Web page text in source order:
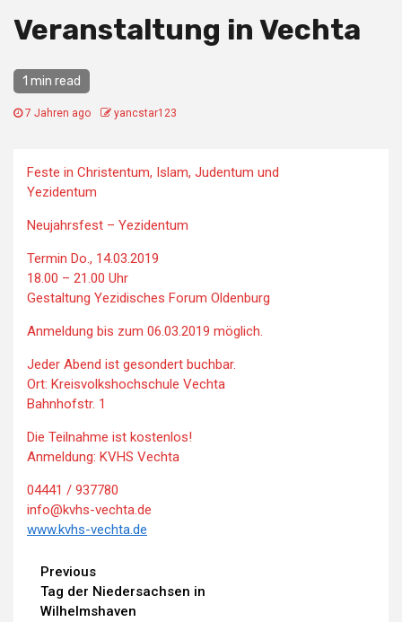
Veranstaltung in Vechta
1 min read
7 Jahren ago yancstar123
Feste in Christentum, Islam, Judentum und
Yezidentum
Neujahrsfest – Yezidentum
Termin Do., 14.03.2019
18.00 – 21.00 Uhr
Gestaltung Yezidisches Forum Oldenburg
Anmeldung bis zum 06.03.2019 möglich.
Jeder Abend ist gesondert buchbar.
Ort: Kreisvolkshochschule Vechta
Bahnhofstr. 1
Die Teilnahme ist kostenlos!
Anmeldung: KVHS Vechta
04441 / 937780
info@kvhs-vechta.de
www.kvhs-vechta.de
Continue
Reading
Previous
Tag der Niedersachsen in
Wilhelmshaven